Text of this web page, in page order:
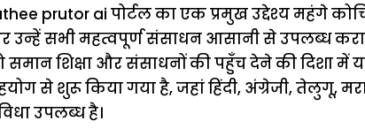
prutor ai पोर्टल का एक प्रमुख उद्देश्य महंगे
उन्हें सभी महत्वपूर्ण संसाधन आसानी से उपलब्ध
समान शिक्षा और संसाधनों की पहुँच देने की दिशा में
से शुरू किया गया है, जहां हिंदी, अंग्रेजी, तेलुगू,
उपलब्ध है।